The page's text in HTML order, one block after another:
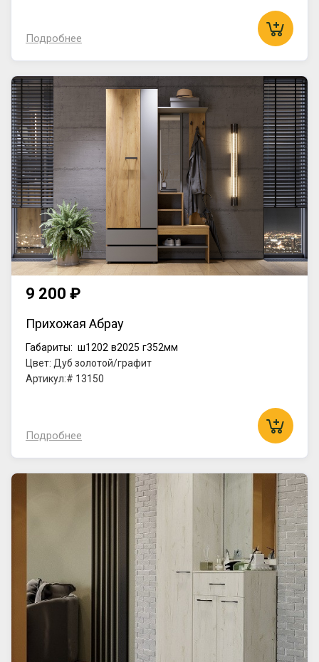
Подробнее
9 200 ₽
Прихожая Абрау
Габариты: ш1202 в2025 г352мм
Цвет: Дуб золотой/графит
Артикул:# 13150
Подробнее